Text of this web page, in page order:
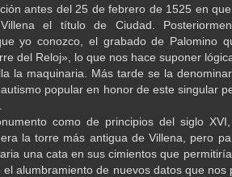
antes del 25 de febrero de 1525 en
el título de Ciudad.
yo conozco, el grabado de Palomino
del Reloj», lo que nos hace suponer
la maquinaria. Más tarde se la
popular en honor de este singular
como de principios del siglo
la torre más antigua de Villena, pero
una cata en sus cimientos que
alumbramiento de nuevos datos que nos